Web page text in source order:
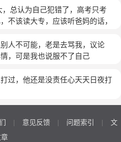
自己在专业里面挑了很久，觉迷
想有的时候不能集中，我想从事
很艰苦的研究生阶段，现在又是
常的大，报专业的时候其实是有
。如果学这个东西可以让我快
会让我非常的痛苦和迷茫。但是
以学完所有的课程。可是我现在发
林正英年，我都觉得非常的无
总认为自己犯错了，高考只考
不该读大专，应该听爸妈的话，
婆有孩子，也有钱了，一家人
又没干那一行，书白读了，学也
人不可能，老是去骂我，议论
，可是我也说服不了自己
过，他还是没责任心天天日夜打
| 意见反馈 | 问题索引 |
文